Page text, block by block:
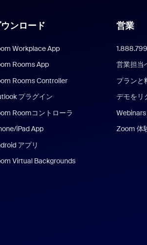
ンロード
Workplace App
Rooms App
Rooms Controller
プラグイン
Roomコントローラ
iPad App
アプリ
Virtual Backgrounds
営業
営業担当
プランと
デモをリ
Zoom 体